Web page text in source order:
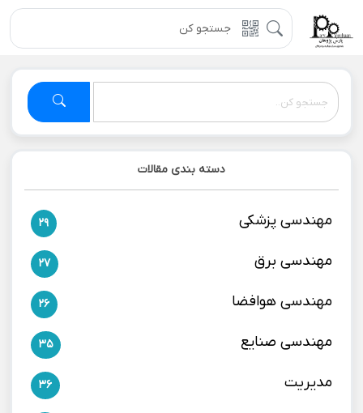
دسته بندی مقالات
مهندسی پزشکی 29
مهندسی برق 27
مهندسی هوافضا 26
مهندسی صنایع 35
مدیریت 36